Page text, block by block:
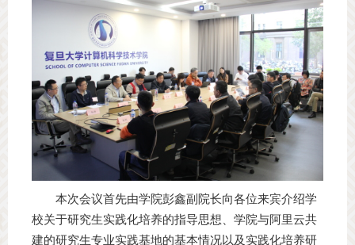
本次会议首先由学院彭鑫副院长向各位来宾介绍学
校关于研究生实践化培养的指导思想、学院与阿里云共
建的研究生专业实践基地的基本情况以及实践化培养研